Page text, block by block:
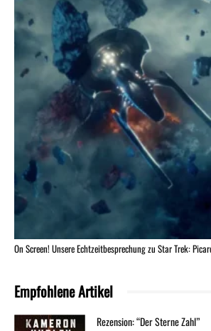
On Screen! Unsere Echtzeitbesprechung zu Star Trek:
Empfohlene Artikel
Rezension: “Der Sterne Zahl”